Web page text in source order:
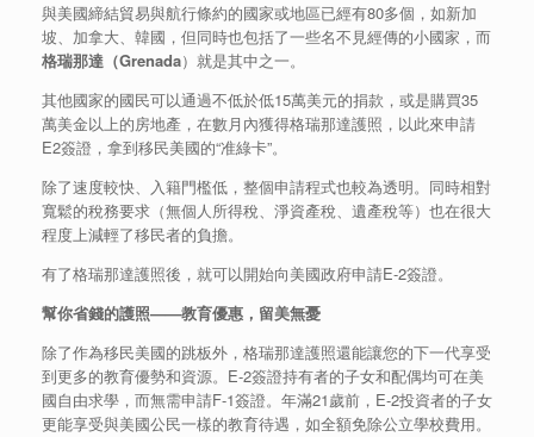
與美國締結貿易與航行條約的國家或地區已經有80多個，如新加
坡、加拿大、韓國，但同時也包括了一些名不見經傳的小國家，而
格瑞那達（Grenada）就是其中之一。
其他國家的國民可以通過不低於低15萬美元的捐款，或是購買35
萬美金以上的房地產，在數月內獲得格瑞那達護照，以此來申請
E2簽證，拿到移民美國的“准綠卡”。
除了速度較快、入籍門檻低，整個申請程式也較為透明。同時相對
寬鬆的稅務要求（無個人所得稅、淨資產稅、遺產稅等）也在很大
程度上減輕了移民者的負擔。
有了格瑞那達護照後，就可以開始向美國政府申請E-2簽證。
幫你省錢的護照——教育優惠，留美無憂
除了作為移民美國的跳板外，格瑞那達護照還能讓您的下一代享受
到更多的教育優勢和資源。E-2簽證持有者的子女和配偶均可在美
國自由求學，而無需申請F-1簽證。年滿21歲前，E-2投資者的子女
更能享受與美國公民一樣的教育待遇，如全額免除公立學校費用。